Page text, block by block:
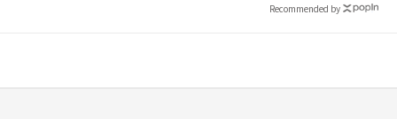
Recommended by